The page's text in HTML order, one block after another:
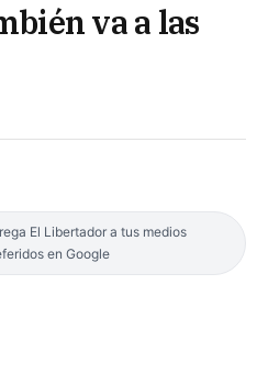
va a las
El Libertador a tus medios
en Google